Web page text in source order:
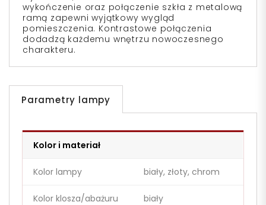
wykończenie oraz połączenie szkła z metalową
ramą zapewni wyjątkowy wygląd
pomieszczenia. Kontrastowe połączenia
dodadzą każdemu wnętrzu nowoczesnego
charakteru.
Parametry lampy
Kolor i materiał
Kolor lampy biały, złoty, chrom
Kolor klosza/abażuru biały